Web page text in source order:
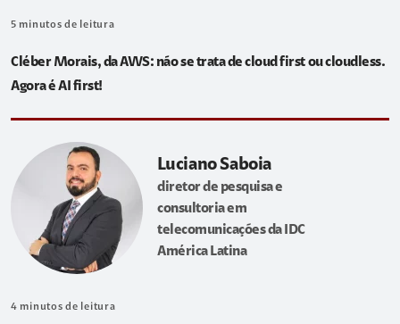
5 minutos de leitura
Cléber Morais, da AWS: não se trata de cloud first ou cloudless.
Agora é AI first!
Luciano Saboia
diretor de pesquisa e
consultoria em
telecomunicações da IDC
América Latina
4 minutos de leitura